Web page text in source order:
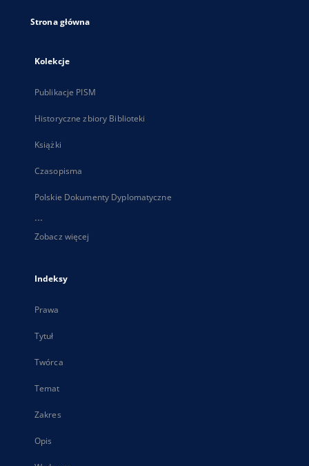
Strona główna
Kolekcje
Publikacje PISM
Historyczne zbiory Biblioteki
Książki
Czasopisma
Polskie Dokumenty Dyplomatyczne
...
Zobacz więcej
Indeksy
Prawa
Tytuł
Twórca
Temat
Zakres
Opis